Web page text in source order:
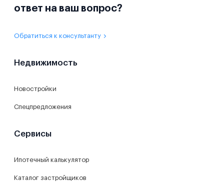
ответ на ваш вопрос?
Обратиться к консультанту
Недвижимость
Новостройки
Спецпредложения
Сервисы
Ипотечный калькулятор
Каталог застройщиков